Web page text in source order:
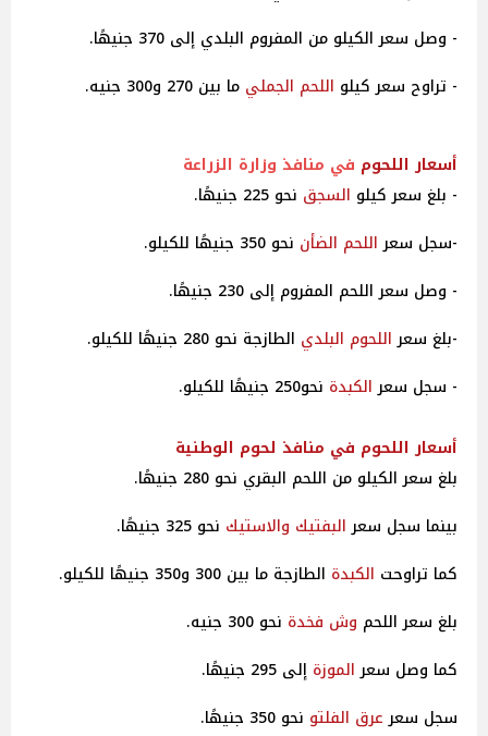
- وصل سعر الكيلو من المفروم البلدي إلى 370 جنيهًا.
- تراوح سعر كيلو اللحم الجملي ما بين 270 و300 جنيه.
أسعار اللحوم في منافذ وزارة الزراعة
- بلغ سعر كيلو السجق نحو 225 جنيهًا.
-سجل سعراللحم الضأن نحو 350 جنيهًا للكيلو.
- وصل سعر اللحم المفروم إلى 230 جنيهًا.
-بلغ سعراللحوم البلدي الطازجة نحو 280 جنيهًا للكيلو.
- سجل سعرالكبدة نحو250 جنيهًا للكيلو.
أسعار اللحوم في منافذ لحوم الوطنية
بلغ سعر الكيلو من اللحم البقري نحو 280 جنيهًا.
بينما سجل سعرالبفتيك والاستيك نحو 325 جنيهًا.
كما تراوحت الكبدة الطازجة ما بين 300 و350 جنيهًا للكيلو.
بلغ سعر اللحم وش فخدة نحو 300 جنيه.
كما وصل سعرالموزة إلى 295 جنيهًا.
سجل سعرعرق الفلتو نحو 350 جنيهًا.